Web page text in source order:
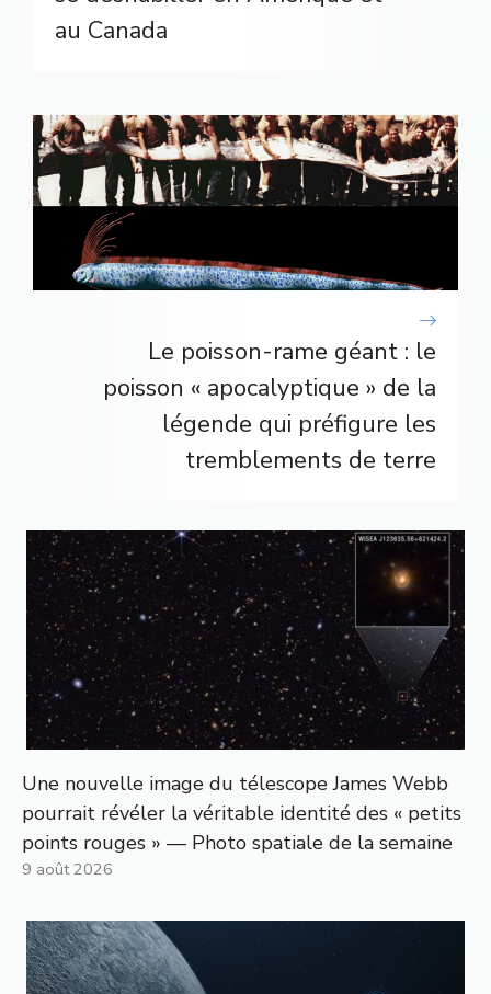
au Canada
Le poisson-rame géant : le
poisson « apocalyptique » de la
légende qui préfigure les
tremblements de terre
Une nouvelle image du télescope James Webb
pourrait révéler la véritable identité des « petits
points rouges » — Photo spatiale de la semaine
9 août 2026